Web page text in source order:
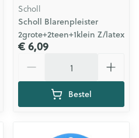
Scholl
Scholl Blarenpleister
2grote+2teen+1klein Z/latex
€ 6,09
Bestel